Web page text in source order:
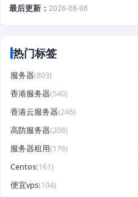
最后更新
2026-08-06
热门标签
服务器(803)
香港服务器(540)
香港云服务器(246)
高防服务器(208)
服务器租用(176)
Centos(161)
便宜vps(104)